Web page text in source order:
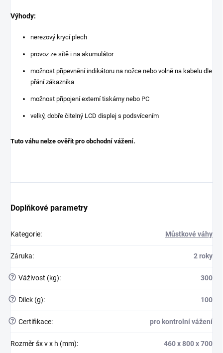
Výhody:
nerezový krycí plech
provoz ze sítě i na akumulátor
možnost připevnění indikátoru na nožce nebo volně na kabelu dle
přání zákazníka
možnost připojení externí tiskárny nebo PC
velký, dobře čitelný LCD displej s podsvícením
Tuto váhu nelze ověřit pro obchodní vážení.
Doplňkové parametry
Kategorie: Můstkové váhy
Záruka: 2 roky
? Váživost (kg): 300
? Dílek (g): 100
? Certifikace: pro kontrolní vážení
Rozměr šx v x h (mm): 460 x 800 x 700